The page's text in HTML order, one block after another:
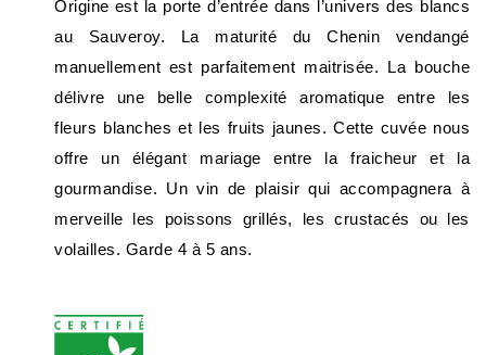
Origine est la porte d’entrée dans l’univers des blancs
au Sauveroy. La maturité du Chenin vendangé
manuellement est parfaitement maitrisée. La bouche
délivre une belle complexité aromatique entre les
fleurs blanches et les fruits jaunes. Cette cuvée nous
offre un élégant mariage entre la fraicheur et la
gourmandise. Un vin de plaisir qui accompagnera à
merveille les poissons grillés, les crustacés ou les
volailles. Garde 4 à 5 ans.